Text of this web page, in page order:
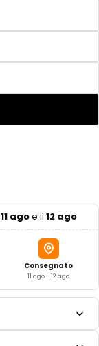
11 agoe il 12 ago
Consegnato
11 ago - 12 ago